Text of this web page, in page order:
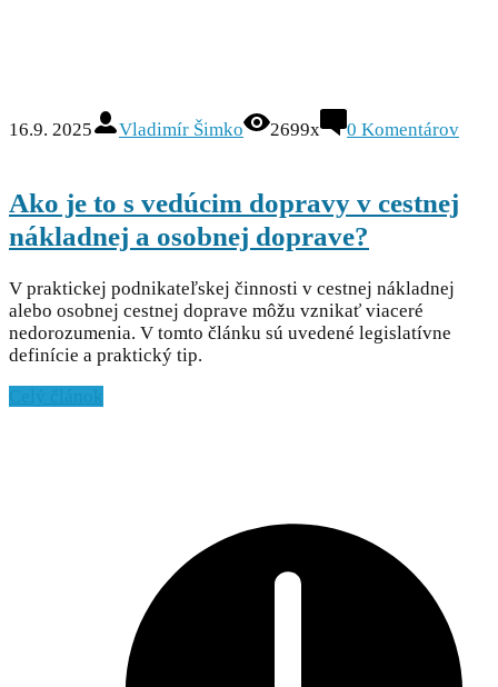
16.9. 2025 Vladimír Šimko 2699x 0 Komentárov
Ako je to s vedúcim dopravy v cestnej
nákladnej a osobnej doprave?
V praktickej podnikateľskej činnosti v cestnej nákladnej
alebo osobnej cestnej doprave môžu vznikať viaceré
nedorozumenia. V tomto článku sú uvedené legislatívne
definície a praktický tip.